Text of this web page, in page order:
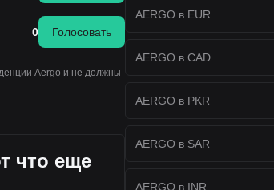
0 Голосовать
Aergo и не должны
что еще
AERGO в EUR
AERGO в CAD
AERGO в PKR
AERGO в SAR
AERGO в INR